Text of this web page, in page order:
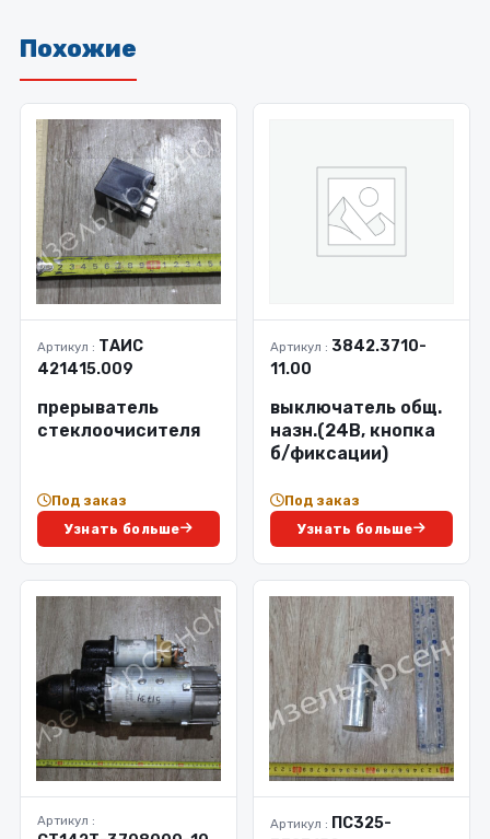
Похожие
Артикул : ТАИС
421415.009
прерыватель
стеклоочисителя
Под заказ
Узнать больше
Артикул : 3842.3710-
11.00
выключатель общ.
назн.(24В, кнопка
б/фиксации)
Под заказ
Узнать больше
Артикул : Артикул : ПС325-